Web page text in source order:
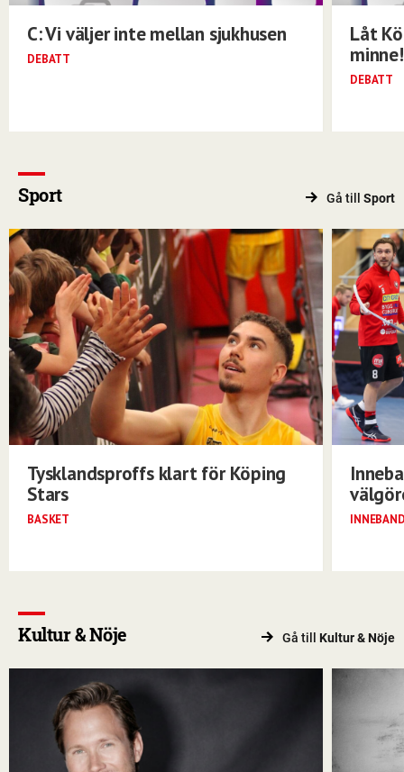
C: Vi väljer inte mellan sjukhusen
DEBATT
Låt
minne!
DEBATT
Sport Gå till Sport
Tysklandsproffs klart för Köping
Stars
BASKET
Kultur & Nöje Gå till Kultur & Nöje